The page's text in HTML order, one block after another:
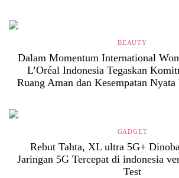
BEAUTY
Dalam Momentum International
L’Oréal Indonesia Tegaskan
Ruang Aman dan Kesempatan Nyata
GADGET
Rebut Tahta, XL ultra 5G+
Jaringan 5G Tercepat di indonesia
Test